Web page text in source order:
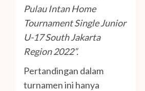
Pulau Intan Home
Tournament Single Junior
U-17 South Jakarta
Region 2022”.
Pertandingan dalam
turnamen ini hanya